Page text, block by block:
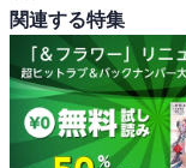
関連する特集